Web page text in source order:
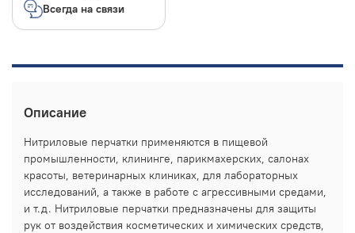
Всегда на связи
Описание
Нитриловые перчатки применяются в пищевой
промышленности, клининге, парикмахерских, салонах
красоты, ветеринарных клиниках, для лабораторных
исследований, а также в работе с агрессивными средами,
и т.д. Нитриловые перчатки предназначены для защиты
рук от воздействия косметических и химических средств,